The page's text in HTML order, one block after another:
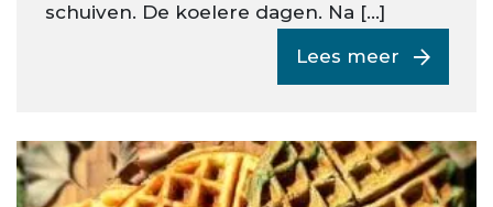
schuiven. De koelere dagen. Na […]
Lees meer